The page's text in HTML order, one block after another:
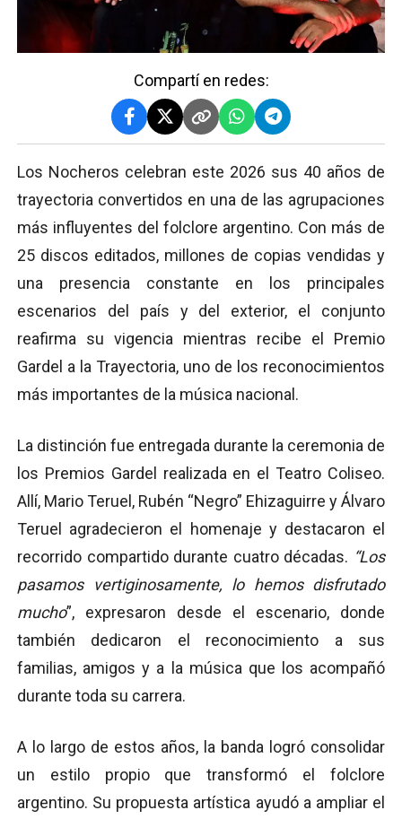
Compartí en redes:
Los Nocheros celebran este 2026 sus 40 años de
trayectoria convertidos en una de las agrupaciones
más influyentes del folclore argentino. Con más de
25 discos editados, millones de copias vendidas y
una presencia constante en los principales
escenarios del país y del exterior, el conjunto
reafirma su vigencia mientras recibe el Premio
Gardel a la Trayectoria, uno de los reconocimientos
más importantes de la música nacional.
La distinción fue entregada durante la ceremonia de
los Premios Gardel realizada en el Teatro Coliseo.
Allí, Mario Teruel, Rubén “Negro” Ehizaguirre y Álvaro
Teruel agradecieron el homenaje y destacaron el
recorrido compartido durante cuatro décadas. “Los
pasamos vertiginosamente, lo hemos disfrutado
mucho”, expresaron desde el escenario, donde
también dedicaron el reconocimiento a sus
familias, amigos y a la música que los acompañó
durante toda su carrera.
A lo largo de estos años, la banda logró consolidar
un estilo propio que transformó el folclore
argentino. Su propuesta artística ayudó a ampliar el